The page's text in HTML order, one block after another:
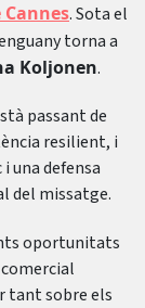
. Sota el
torna a
Koljonen.
passant de
resilient, i
una defensa
del missatge.
oportunitats
tant sobre els